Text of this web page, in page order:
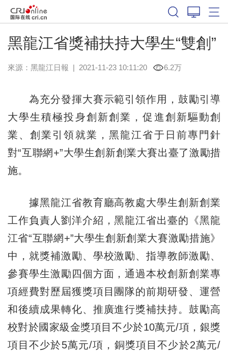
黑龍江省獎補扶持大學生“雙創”
來源： 黑龍江日報 | 2021-11-23 10:11:20 6.2万
為充分發揮大賽示範引領作用，鼓勵引導
大學生積極投身創新創業，促進創新驅動創
業、創業引領就業，黑龍江省于日前專門針
對“互聯網+”大學生創新創業大賽出臺了激勵措
施。
據黑龍江省教育廳高教處大學生創新創業
工作負責人劉洋介紹，黑龍江省出臺的《黑龍
江省“互聯網+”大學生創新創業大賽激勵措施》
中，就獎補激勵、學校激勵、指導教師激勵、
參賽學生激勵四個方面，通過本校創新創業專
項經費對歷屆獲獎項目團隊的前期研發、運營
和後續成果轉化、推廣進行獎補扶持。鼓勵高
校對於國家級金獎項目不少於10萬元/項，銀獎
項目不少於5萬元/項，銅獎項目不少於2萬元/